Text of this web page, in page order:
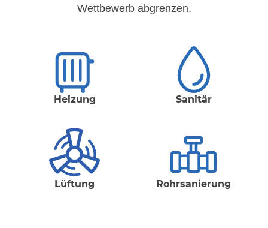
Wettbewerb abgrenzen.
Heizung Sanitär
Lüftung Rohrsanierung